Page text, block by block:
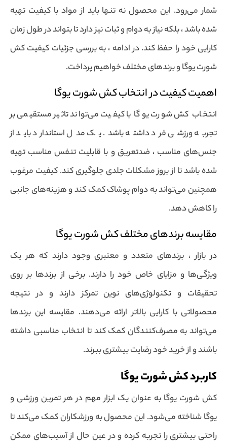
شمار می‌رود. این محصول نه تنها باید از مواد با کیفیت تهیه
شده باشد ، بلکه نیاز به دوام و ثبات نیز دارد تا بتواند در طول زمان
کارایی خود را حفظ کند. در ادامه ، به بررسی جزئیات کیفیت کش
شورت یوگا و برندهای مختلف خواهیم پرداخت.
اهمیت کیفیت در انتخاب کش شورت یوگا
انتخاب کش شورت یوگا با کیفیت می‌تواند تاثیر مستقیمی بر
تجربه ورزشی فرد داشته باشد. یک مدل استاندارد باید از
جنس‌های مناسب ، ضدتعریق و با قابلیت تنفس مناسب تهیه
شده باشد تا از بروز مشکلات جلدی جلوگیری کند. کیفیت مرغوب
همچنین می‌تواند به دوام پوشاک کمک کند و هزینه‌های جانبی
را کاهش دهد.
مقایسه برندهای مختلف کش شورت یوگا
در بازار ، برندهای متعدد و معتبری وجود دارند که هر یک
ویژگی‌ها و مزایای خاص خود را دارند. برخی از برندها بر روی
تحقیقات و تکنولوژی‌های نوین تمرکز دارند و در نتیجه
محصولاتی با کارایی بالاتر ارائه می‌دهند. مقایسه این برندها
می‌تواند به مصرف‌کنندگان کمک کند تا انتخاب مناسبی داشته
باشند و از خرید خود رضایت بیشتری ببرند.
کاربرد کش شورت یوگا
کش شورت یوگا به عنوان یک ابزار مهم در هر تمرین ورزشی و
یوگا شناخته می‌شود. این محصول به ورزشکاران کمک می‌کند تا
راحتی بیشتری را تجربه کرده و در عین حال از آسیب‌های ممکن